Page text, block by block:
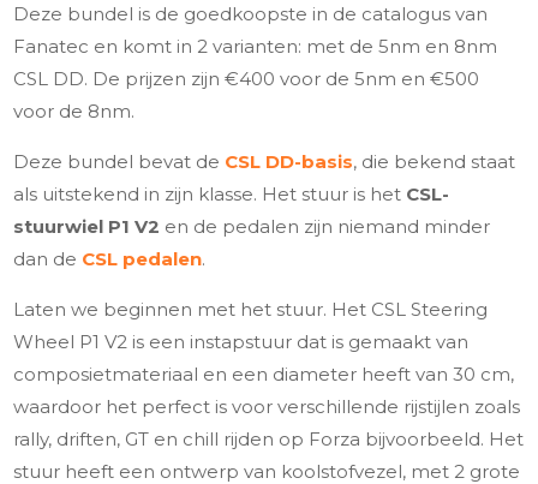
Deze bundel is de goedkoopste in de catalogus van
Fanatec en komt in 2 varianten: met de 5nm en 8nm
CSL DD. De prijzen zijn €400 voor de 5nm en €500
voor de 8nm.
Deze bundel bevat de CSL DD-basis, die bekend staat
als uitstekend in zijn klasse. Het stuur is het CSL-
stuurwiel P1 V2 en de pedalen zijn niemand minder
dan de CSL pedalen.
Laten we beginnen met het stuur. Het CSL Steering
Wheel P1 V2 is een instapstuur dat is gemaakt van
composietmateriaal en een diameter heeft van 30 cm,
waardoor het perfect is voor verschillende rijstijlen zoals
rally, driften, GT en chill rijden op Forza bijvoorbeeld. Het
stuur heeft een ontwerp van koolstofvezel, met 2 grote